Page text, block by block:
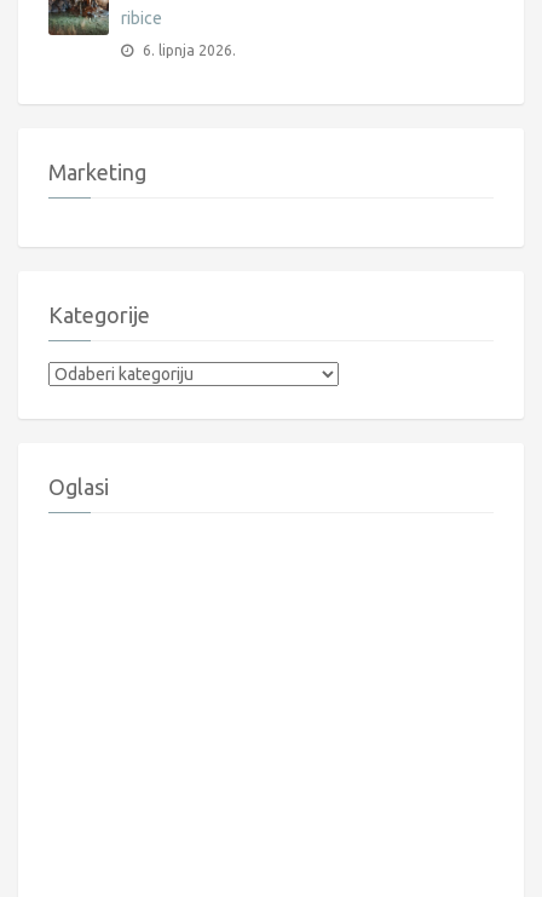
ribice
6. lipnja 2026.
Marketing
Kategorije
Kategorije
Oglasi